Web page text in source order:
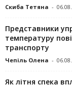
Скиба Тетяна -
Представники
температуру
транспорту
Чепіль Олена -
Як літня спека